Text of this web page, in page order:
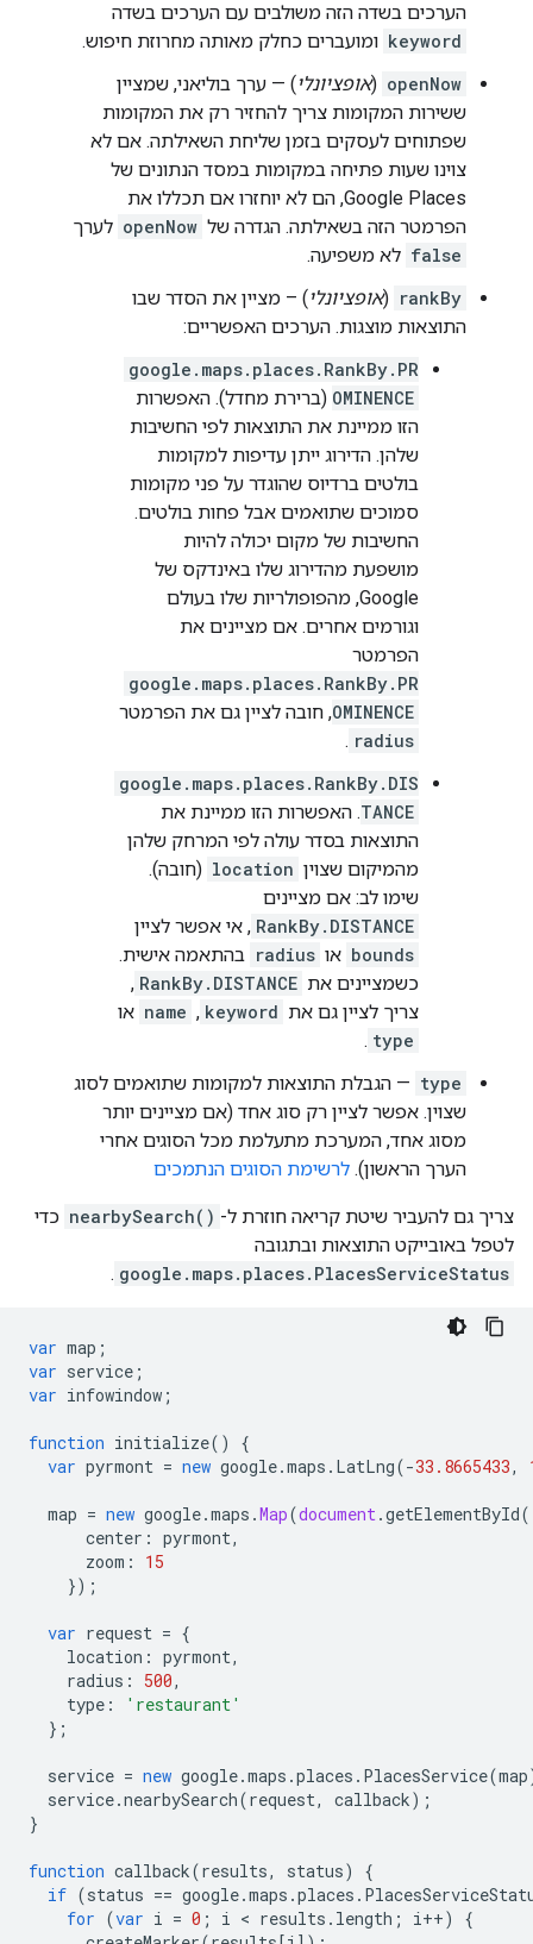
הערכים בשדה הזה משולבים עם הערכים בשדה
keyword ומועברים כחלק מאותה מחרוזת חיפוש.
openNow
(אופציונלי) — ערך בוליאני, שמציין
ששירות המקומות צריך להחזיר רק את המקומות
שפתוחים לעסקים בזמן שליחת השאילתה. אם לא
צוינו שעות פתיחה במקומות במסד הנתונים של
Google Places, הם לא יוחזרו אם תכללו את
הפרמטר הזה בשאילתה. הגדרה של openNow לערך
false לא משפיעה.
rankBy
(אופציונלי) – מציין את הסדר שבו
התוצאות מוצגות. הערכים האפשריים:
google.maps.places.RankBy.PR
OMINENCE (ברירת מחדל). האפשרות
הזו ממיינת את התוצאות לפי החשיבות
שלהן. הדירוג ייתן עדיפות למקומות
בולטים ברדיוס שהוגדר על פני מקומות
סמוכים שתואמים אבל פחות בולטים.
החשיבות של מקום יכולה להיות
מושפעת מהדירוג שלו באינדקס של
Google, מהפופולריות שלו בעולם
וגורמים אחרים. אם מציינים את
הפרמטר
google.maps.places.RankBy.PR
OMINENCE, חובה לציין גם את הפרמטר
radius
.
google.maps.places.RankBy.DIS
TANCE. האפשרות הזו ממיינת את
התוצאות בסדר עולה לפי המרחק שלהן
מהמיקום שצוין location (חובה).
שימו לב: אם מציינים
RankBy.DISTANCE , אי אפשר לציין
bounds או radius בהתאמה אישית.
כשמציינים את RankBy.DISTANCE
,
צריך לציין גם את keyword
,
name או
type
.
type — הגבלת התוצאות למקומות שתואמים לסוג
שצוין. אפשר לציין רק סוג אחד (אם מציינים יותר
מסוג אחד, המערכת מתעלמת מכל הסוגים אחרי
הערך הראשון). לרשימת הסוגים הנתמכים
צריך גם להעביר שיטת קריאה חוזרת ל- nearbySearch() כדי
לטפל באובייקט התוצאות ובתגובה
google.maps.places.PlacesServiceStatus
.
var map ;
var service ;
var infowindow ;
function initialize()
{
var pyrmont = new google.maps . LatLng(-33.8665433,
map = new google.maps .Map(document.getElementById(
center : pyrmont,
zoom :
15
});
var request = {
location : pyrmont,
radius : 500,
type :
'restaurant'
};
service = new google.maps .places . PlacesService(map
service.nearbySearch(request, callback);
}
function callback(results, status)
{
if (status == google.maps .places .
for (var i = 0 ; i < results . length ; i++)
{